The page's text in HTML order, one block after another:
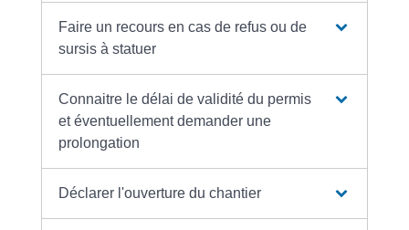
Faire un recours en cas de refus ou de
sursis à statuer
Connaitre le délai de validité du permis
et éventuellement demander une
prolongation
Déclarer l'ouverture du chantier